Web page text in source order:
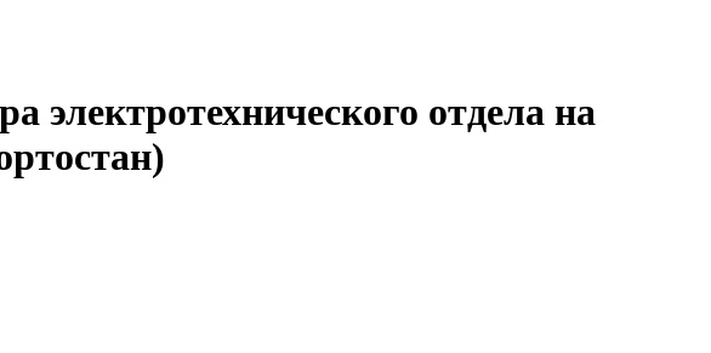
электротехнического отдела на